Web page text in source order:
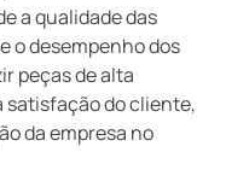
a qualidade das
o desempenho dos
peças de alta
satisfação do cliente,
da empresa no